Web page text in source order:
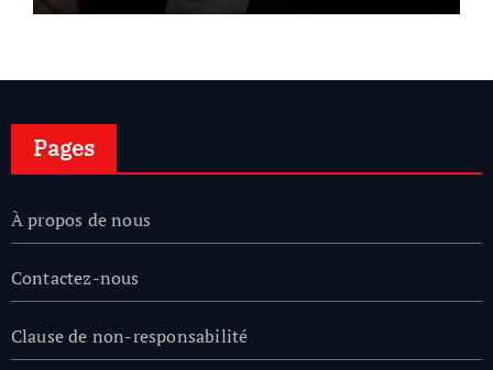
Pages
À propos de nous
Contactez-nous
Clause de non-responsabilité